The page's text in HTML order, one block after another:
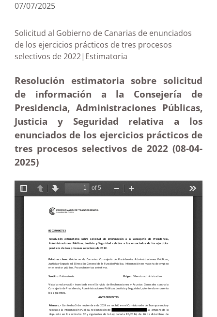
07/07/2025
Solicitud al Gobierno de Canarias de enunciados
de los ejercicios prácticos de tres procesos
selectivos de 2022|Estimatoria
Resolución estimatoria sobre solicitud
de información a la Consejería de
Presidencia, Administraciones Públicas,
Justicia y Seguridad relativa a los
enunciados de los ejercicios prácticos de
tres procesos selectivos de 2022 (08-04-
2025)